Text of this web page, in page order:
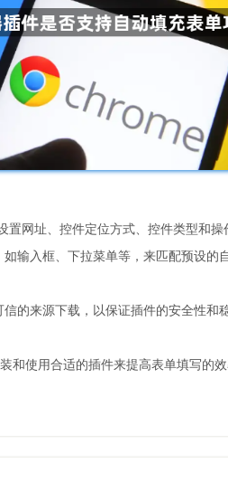
网址、控件定位方式、控件类型和操
输入框、下拉菜单等，来匹配预设
的来源下载，以保证插件的安全性
使用合适的插件来提高表单填写的